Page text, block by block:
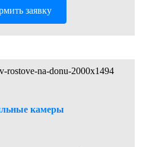
заявку
камеры